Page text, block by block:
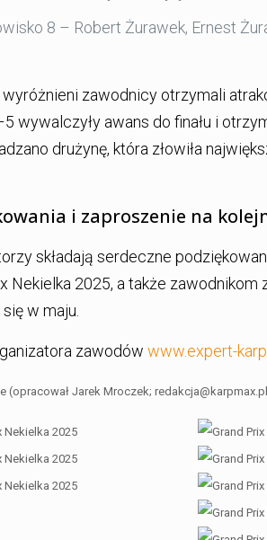
8 – Robert Żurawek, Ernest
zawodnicy otrzymali
wywalczyły awans do finału i
drużynę, która złowiła
i zaproszenie na
składają serdeczne
Nekielka 2025, a także zawodnikom
w maju.
zawodów www.expert-
(opracował Jarek Mroczek;